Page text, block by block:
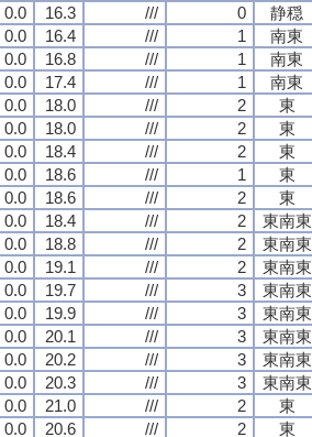
0.0 16.3 /// 0 静穏
0.0 16.4 /// 1 南東
0.0 16.8 /// 1 南東
0.0 17.4 /// 1 南東
0.0 18.0 /// 2 東
0.0 18.0 /// 2 東
0.0 18.4 /// 2 東
0.0 18.6 /// 1 東
0.0 18.6 /// 2 東
0.0 18.4 /// 2 東南東
0.0 18.8 /// 2 東南東
0.0 19.1 /// 2 東南東
0.0 19.7 /// 3 東南東
0.0 19.9 /// 3 東南東
0.0 20.1 /// 3 東南東
0.0 20.2 /// 3 東南東
0.0 20.3 /// 3 東南東
0.0 21.0 /// 2 東
0.0 20.6 /// 2 東